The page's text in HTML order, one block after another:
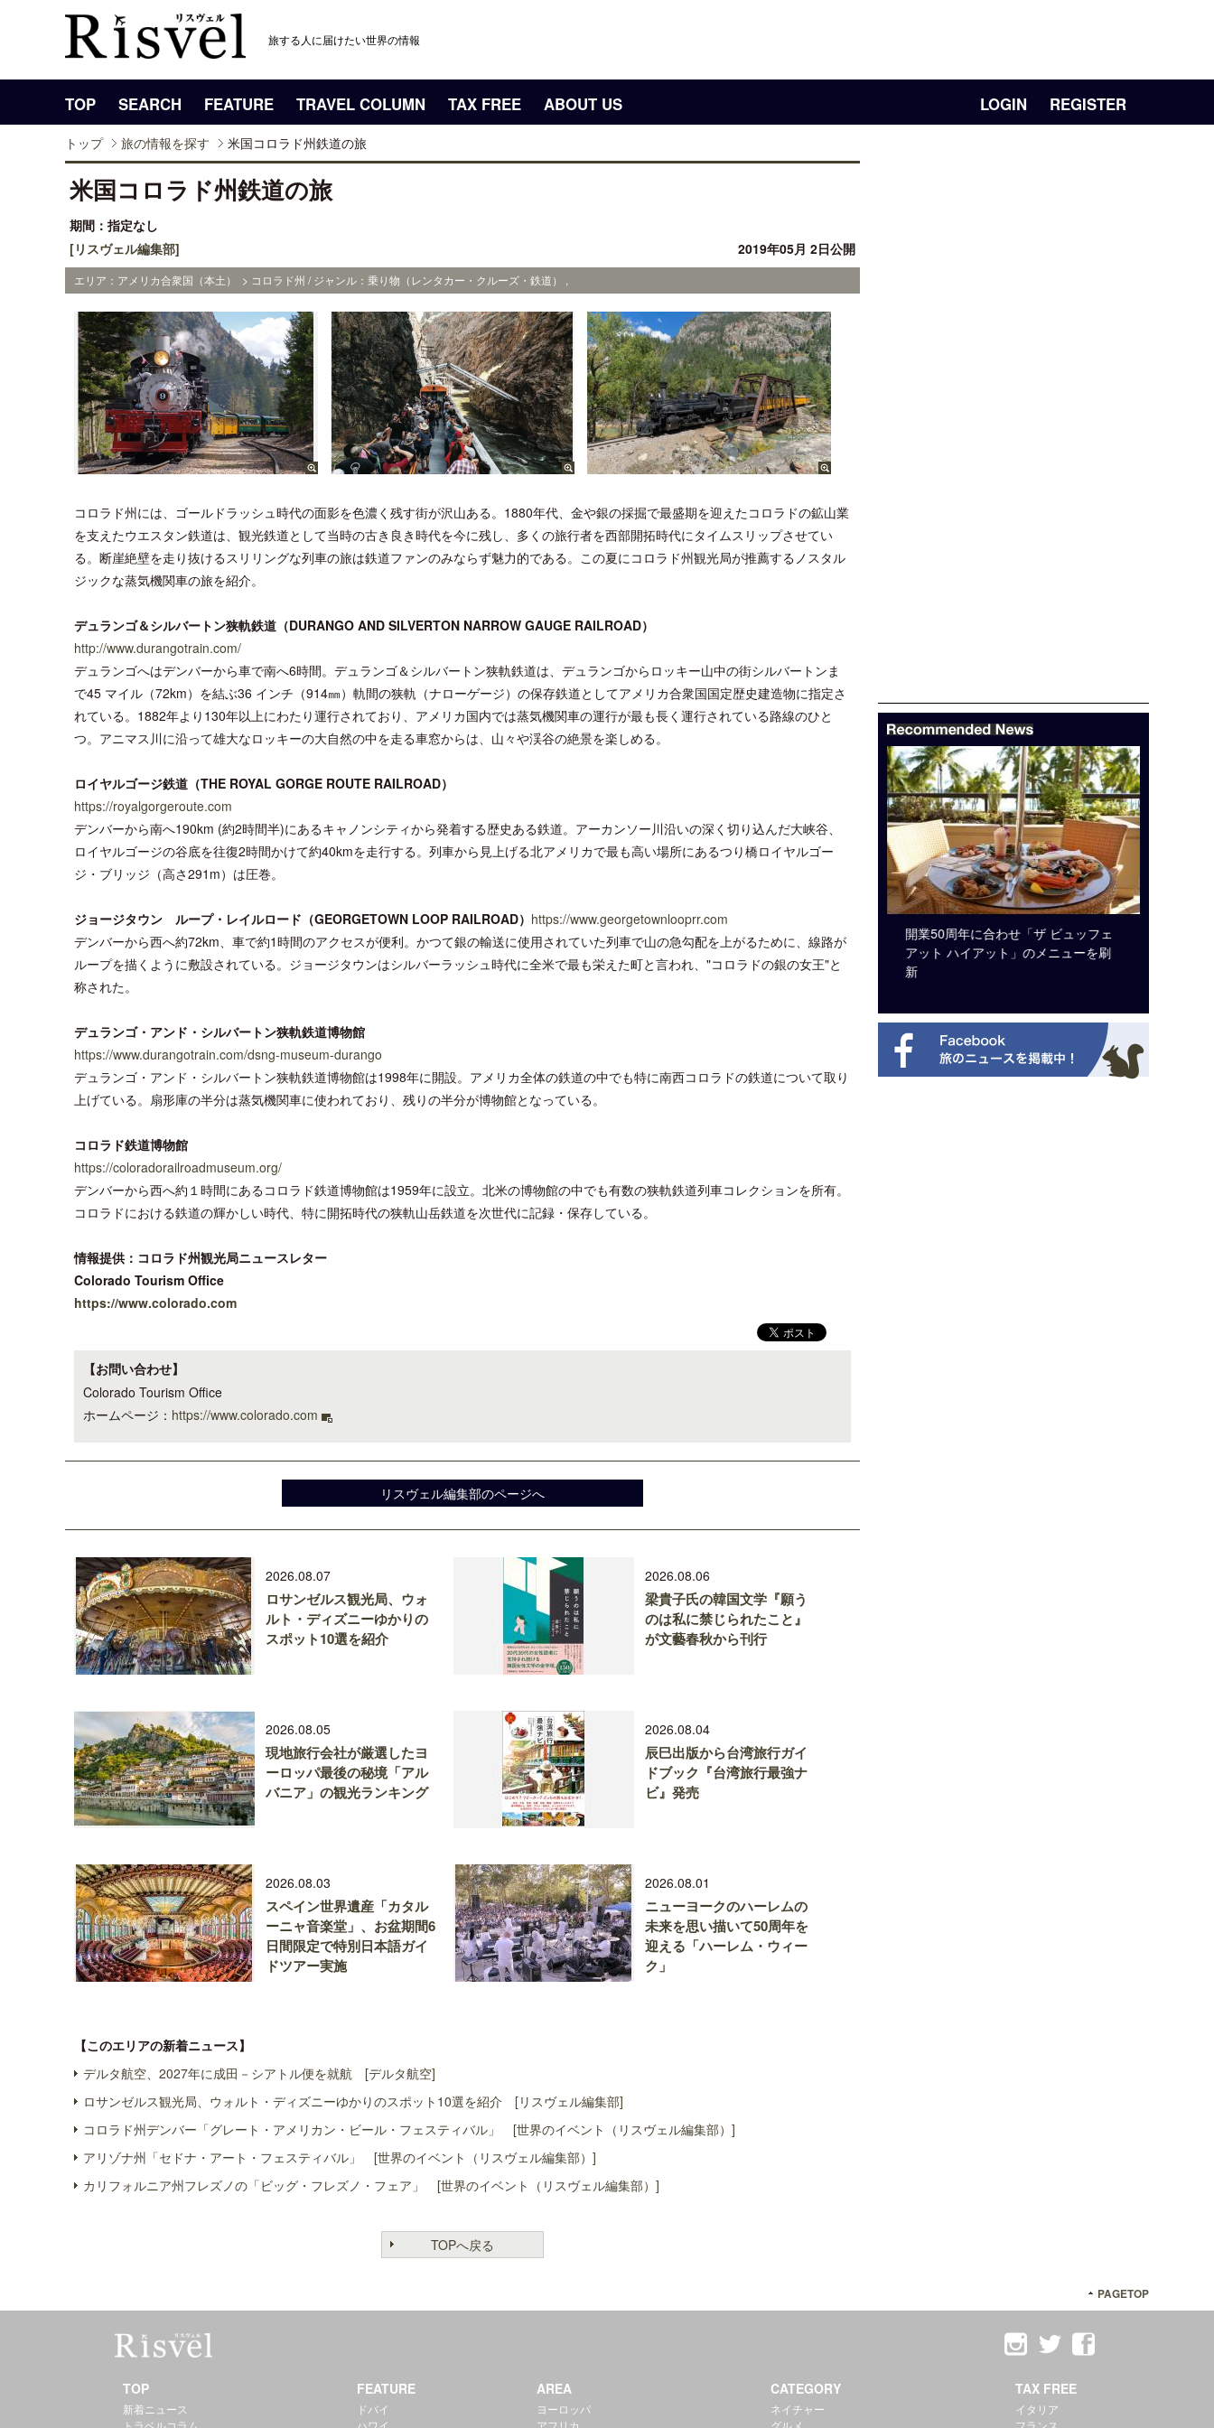
旅する人に届けたい世界の情報
TOP SEARCH FEATURE TRAVEL COLUMN TAX FREE ABOUT US LOGIN REGISTER
トップ 旅の情報を探す 米国コロラド州鉄道の旅
米国コロラド州鉄道の旅
期間：指定なし
[リスヴェル編集部]
2019年05月 2日公開
エリア：アメリカ合衆国（本土） > コロラド州 / ジャンル：乗り物（レンタカー・クルーズ・鉄道） ,
コロラド州には、ゴールドラッシュ時代の面影を色濃く残す街が沢山ある。1880年代、金や銀の採掘で最盛期を迎えたコロラドの鉱山業
を支えたウエスタン鉄道は、観光鉄道として当時の古き良き時代を今に残し、多くの旅行者を西部開拓時代にタイムスリップさせてい
る。断崖絶壁を走り抜けるスリリングな列車の旅は鉄道ファンのみならず魅力的である。この夏にコロラド州観光局が推薦するノスタル
ジックな蒸気機関車の旅を紹介。
デュランゴ＆シルバートン狭軌鉄道（DURANGO AND SILVERTON NARROW GAUGE RAILROAD）
http://www.durangotrain.com/
デュランゴへはデンバーから車で南へ6時間。デュランゴ＆シルバートン狭軌鉄道は、デュランゴからロッキー山中の街シルバートンま
で45 マイル（72km）を結ぶ36 インチ（914㎜）軌間の狭軌（ナローゲージ）の保存鉄道としてアメリカ合衆国国定歴史建造物に指定さ
れている。1882年より130年以上にわたり運行されており、アメリカ国内では蒸気機関車の運行が最も長く運行されている路線のひと
つ。アニマス川に沿って雄大なロッキーの大自然の中を走る車窓からは、山々や渓谷の絶景を楽しめる。
ロイヤルゴージ鉄道（THE ROYAL GORGE ROUTE RAILROAD）
https://royalgorgeroute.com
デンバーから南へ190km (約2時間半)にあるキャノンシティから発着する歴史ある鉄道。アーカンソー川沿いの深く切り込んだ大峡谷、
ロイヤルゴージの谷底を往復2時間かけて約40kmを走行する。列車から見上げる北アメリカで最も高い場所にあるつり橋ロイヤルゴー
ジ・ブリッジ（高さ291m）は圧巻。
ジョージタウン ループ・レイルロード（GEORGETOWN LOOP RAILROAD） https://www.georgetownlooprr.com
デンバーから西へ約72km、車で約1時間のアクセスが便利。かつて銀の輸送に使用されていた列車で山の急勾配を上がるために、線路が
ループを描くように敷設されている。ジョージタウンはシルバーラッシュ時代に全米で最も栄えた町と言われ、"コロラドの銀の女王"と
称された。
デュランゴ・アンド・シルバートン狭軌鉄道博物館
https://www.durangotrain.com/dsng-museum-durango
デュランゴ・アンド・シルバートン狭軌鉄道博物館は1998年に開設。アメリカ全体の鉄道の中でも特に南西コロラドの鉄道について取り
上げている。扇形庫の半分は蒸気機関車に使われており、残りの半分が博物館となっている。
コロラド鉄道博物館
https://coloradorailroadmuseum.org/
デンバーから西へ約１時間にあるコロラド鉄道博物館は1959年に設立。北米の博物館の中でも有数の狭軌鉄道列車コレクションを所有。
コロラドにおける鉄道の輝かしい時代、特に開拓時代の狭軌山岳鉄道を次世代に記録・保存している。
情報提供：コロラド州観光局ニュースレター
Colorado Tourism Office
https://www.colorado.com
【お問い合わせ】
Colorado Tourism Office
ホームページ： https://www.colorado.com
リスヴェル編集部のページへ
2026.08.07
ロサンゼルス観光局、ウォ
ルト・ディズニーゆかりの
スポット10選を紹介
2026.08.06
梁貴子氏の韓国文学『願う
のは私に禁じられたこと』
が文藝春秋から刊行
2026.08.05
現地旅行会社が厳選したヨ
ーロッパ最後の秘境「アル
バニア」の観光ランキング
2026.08.04
辰巳出版から台湾旅行ガイ
ドブック『台湾旅行最強ナ
ビ』発売
2026.08.03
スペイン世界遺産「カタル
ーニャ音楽堂」、お盆期間6
日間限定で特別日本語ガイ
ドツアー実施
2026.08.01
ニューヨークのハーレムの
未来を思い描いて50周年を
迎える「ハーレム・ウィー
ク」
【このエリアの新着ニュース】
デルタ航空、2027年に成田－シアトル便を就航 [デルタ航空]
ロサンゼルス観光局、ウォルト・ディズニーゆかりのスポット10選を紹介 [リスヴェル編集部]
コロラド州デンバー「グレート・アメリカン・ビール・フェスティバル」 [世界のイベント（リスヴェル編集部）]
アリゾナ州「セドナ・アート・フェスティバル」 [世界のイベント（リスヴェル編集部）]
カリフォルニア州フレズノの「ビッグ・フレズノ・フェア」 [世界のイベント（リスヴェル編集部）]
TOPへ戻る
ロサンゼルス観光局、ウォルト・ディ
ズニーゆかりのスポット10選を紹介
クアロア・ランチ、新予約システム導
入のお知らせ
開業50周年に合わせ「ザ ビュッフェ
アット ハイアット」のメニューを刷
新
PAGETOP
TOP
新着ニュース
トラベルコラム
FEATURE
ドバイ
ハワイ
AREA
ヨーロッパ
アフリカ
CATEGORY
ネイチャー
グルメ
TAX FREE
イタリア
フランス